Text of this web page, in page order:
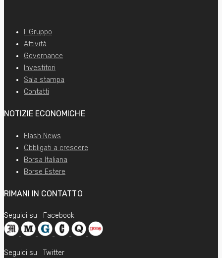
Il Gruppo
Attività
Governance
Investitori
Sala stampa
Contatti
NOTIZIE ECONOMICHE
Flash News
Obbligati a crescere
Borsa Italiana
Borse Estere
RIMANI IN CONTATTO
Seguici su Facebook
Seguici su Twitter